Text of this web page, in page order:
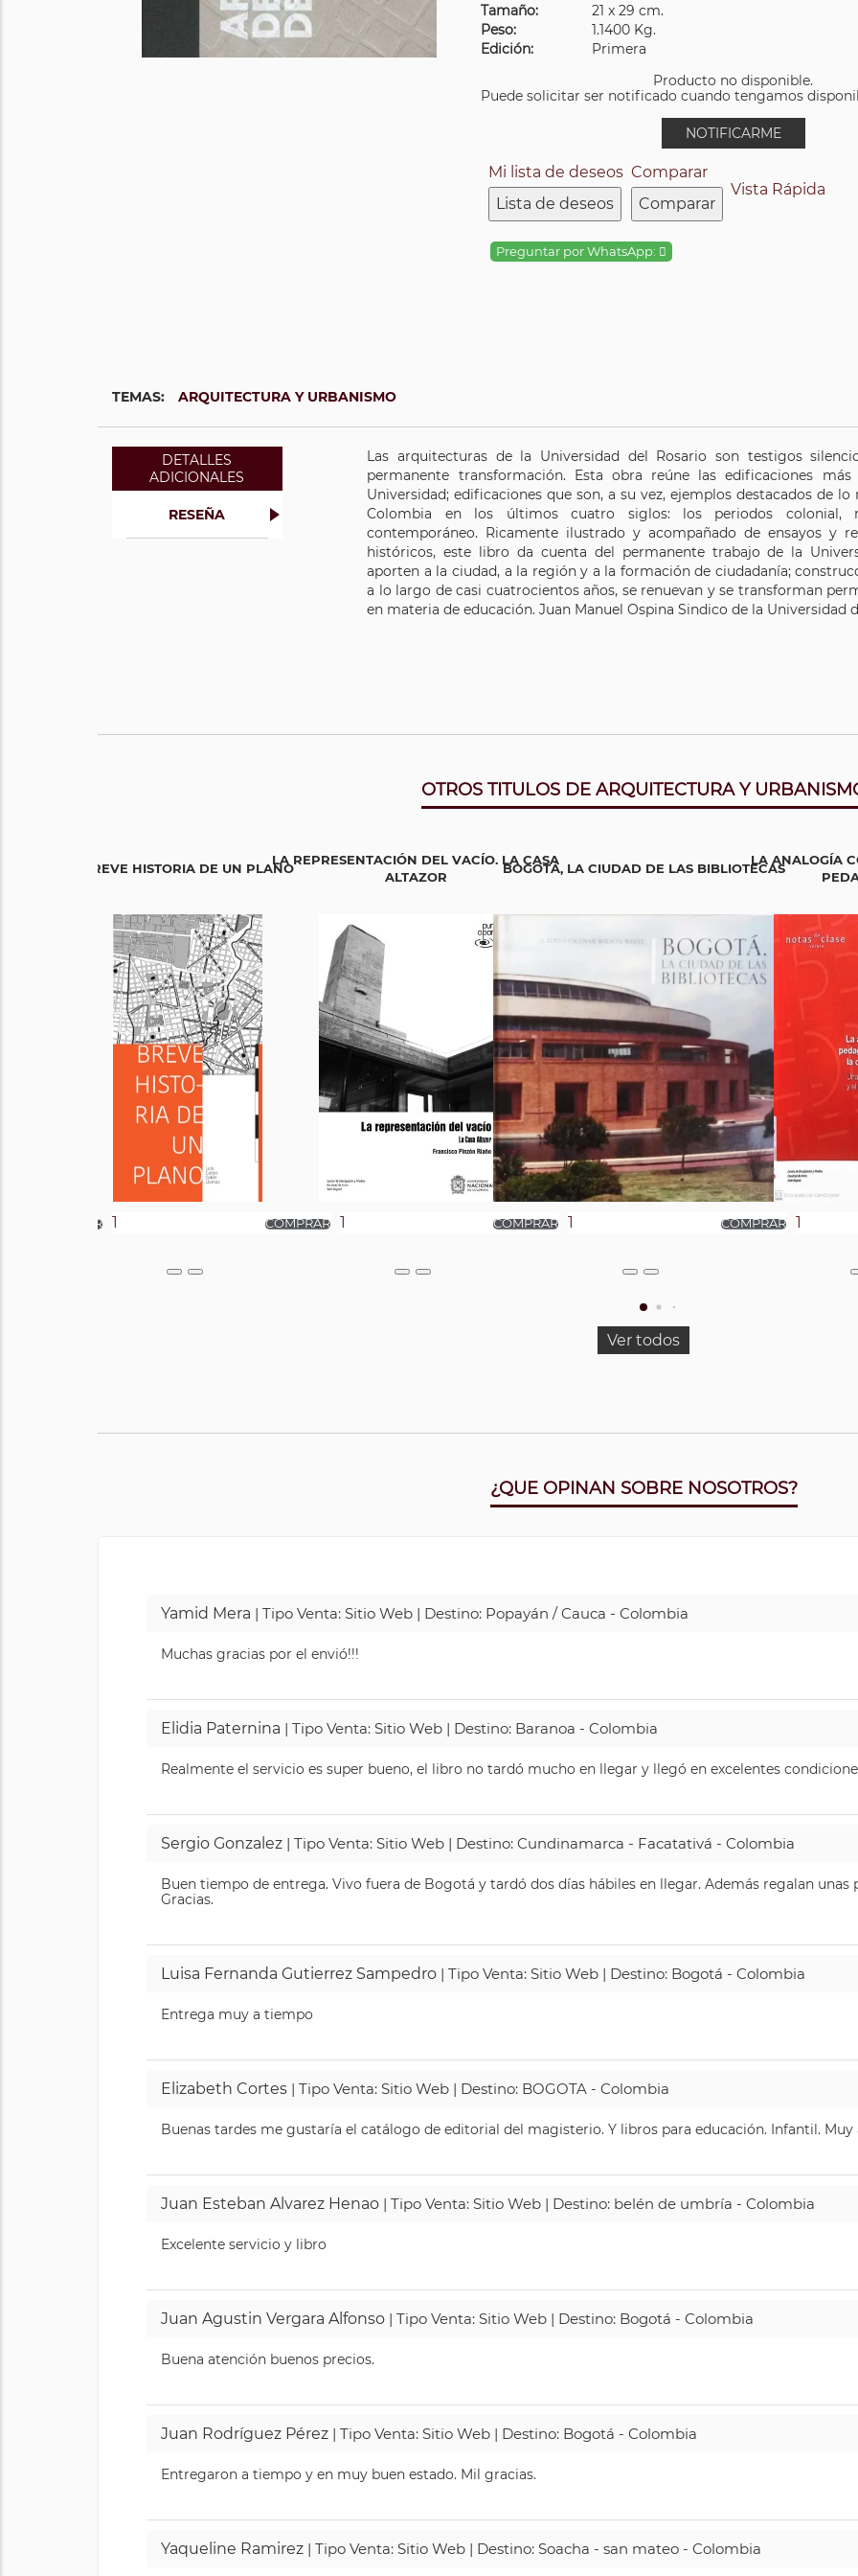
Tamaño:
21 x 29 cm.
Peso:
1.1400 Kg.
Edición:
Primera
Producto no disponible.
Puede solicitar ser notificado cuando tengamos
NOTIFICARME
Mi lista de deseos
Lista de deseos
Comparar
Comparar
Vista Rápida
Preguntar por WhatsApp:
TEMAS: ARQUITECTURA Y URBANISMO
DETALLES
ADICIONALES
RESEÑA
Las arquitecturas de la Universidad del Rosario son testigos
permanente transformación. Esta obra reúne las edificaciones
Universidad; edificaciones que son, a su vez, ejemplos destacados de
Colombia en los últimos cuatro siglos: los periodos colonial,
contemporáneo. Ricamente ilustrado y acompañado de ensayos y
históricos, este libro da cuenta del permanente trabajo de la
aporten a la ciudad, a la región y a la formación de ciudadanía;
a lo largo de casi cuatrocientos años, se renuevan y se transforman
en materia de educación. Juan Manuel Ospina Sindico de la Universidad
OTROS TITULOS DE ARQUITECTURA Y
BREVE HISTORIA DE UN PLANO
LA REPRESENTACIÓN DEL VACÍO. LA CASA
ALTAZOR
BOGOTÁ, LA CIUDAD DE LAS BIBLIOTECAS
LA ANALOGÍA
Ver todos
¿QUE OPINAN SOBRE NOSOTROS?
Yamid Mera | Tipo Venta: Sitio Web | Destino: Popayán / Cauca - Colombia
Muchas gracias por el envió!!!
Elidia Paternina | Tipo Venta: Sitio Web | Destino: Baranoa - Colombia
Realmente el servicio es super bueno, el libro no tardó mucho en llegar y llegó en excelentes
Sergio Gonzalez | Tipo Venta: Sitio Web | Destino: Cundinamarca - Facatativá - Colombia
Buen tiempo de entrega. Vivo fuera de Bogotá y tardó dos días hábiles en llegar. Además regalan unas
Gracias.
Luisa Fernanda Gutierrez Sampedro | Tipo Venta: Sitio Web | Destino: Bogotá - Colombia
Entrega muy a tiempo
Elizabeth Cortes | Tipo Venta: Sitio Web | Destino: BOGOTA - Colombia
Buenas tardes me gustaría el catálogo de editorial del magisterio. Y libros para educación. Infantil. Muy
Juan Esteban Alvarez Henao | Tipo Venta: Sitio Web | Destino: belén de umbría - Colombia
Excelente servicio y libro
Juan Agustin Vergara Alfonso | Tipo Venta: Sitio Web | Destino: Bogotá - Colombia
Buena atención buenos precios.
Juan Rodríguez Pérez | Tipo Venta: Sitio Web | Destino: Bogotá - Colombia
Entregaron a tiempo y en muy buen estado. Mil gracias.
Yaqueline Ramirez | Tipo Venta: Sitio Web | Destino: Soacha - san mateo - Colombia